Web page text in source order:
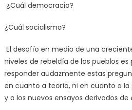
¿Cuál democracia?
¿Cuál socialismo?
El desafío en medio de una
niveles de rebeldía de los pueblos
responder audazmente estas
en cuanto a teoría, ni en cuanto a
y a los nuevos ensayos derivados de